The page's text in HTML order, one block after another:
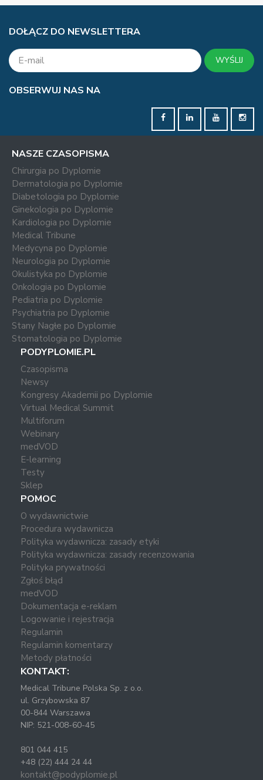
DOŁĄCZ DO NEWSLETTERA
WYŚLIJ
OBSERWUJ NAS NA
NASZE CZASOPISMA
Chirurgia po Dyplomie
Dermatologia po Dyplomie
Diabetologia po Dyplomie
Ginekologia po Dyplomie
Kardiologia po Dyplomie
Medical Tribune
Medycyna po Dyplomie
Neurologia po Dyplomie
Okulistyka po Dyplomie
Onkologia po Dyplomie
Pediatria po Dyplomie
Psychiatria po Dyplomie
Stany Nagłe po Dyplomie
Stomatologia po Dyplomie
PODYPLOMIE.PL
Czasopisma
Newsy
Kongresy Akademii po Dyplomie
Virtual Medical Summit
Multiforum
Webinary
medVOD
E-learning
Testy
Sklep
POMOC
O wydawnictwie
Procedura wydawnicza
Polityka wydawnicza: zasady etyki
Polityka wydawnicza: zasady recenzowania
Polityka prywatności
Zgłoś błąd
medVOD
Dokumentacja e-reklam
Logowanie i rejestracja
Regulamin
Regulamin komentarzy
Metody płatności
KONTAKT:
Medical Tribune Polska Sp. z o.o.
ul. Grzybowska 87
00-844 Warszawa
NIP: 521-008-60-45
801 044 415
+48 (22) 444 24 44
kontakt@podyplomie.pl